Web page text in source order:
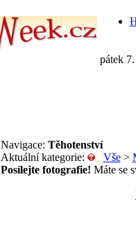
pátek
Navigace: Těhotenství
Aktuální kategorie: Vše>
Posílejte fotografie! Máte se